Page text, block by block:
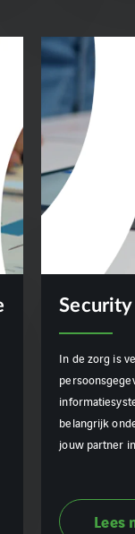
Security
In de zorg is
belangrijk
jouw partner
Lees